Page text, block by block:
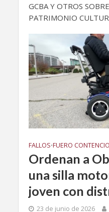
GCBA Y OTROS
PATRIMONIO
FALLOS•FUERO
Ordenan a
una silla
joven con
23 de junio de 2026